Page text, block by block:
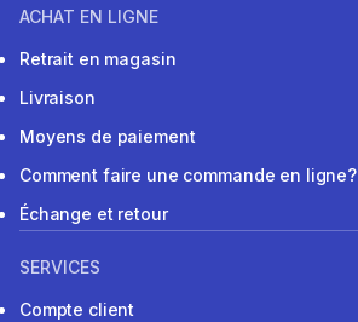
ACHAT EN LIGNE
Retrait en magasin
Livraison
Moyens de paiement
Comment faire une commande en ligne?
Échange et retour
SERVICES
Compte client